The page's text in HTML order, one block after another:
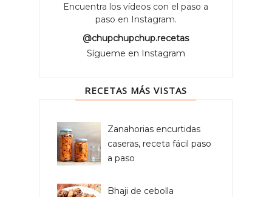
Encuentra los vídeos con el paso a
paso en Instagram.
@chupchupchup.recetas
Sígueme en Instagram
RECETAS MÁS VISTAS
Zanahorias encurtidas
caseras, receta fácil paso
a paso
Bhaji de cebolla